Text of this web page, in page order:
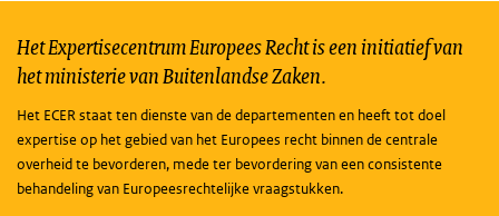
Het Expertisecentrum Europees Recht is een initiatief van
het ministerie van Buitenlandse Zaken.
Het ECER staat ten dienste van de departementen en heeft tot doel
expertise op het gebied van het Europees recht binnen de centrale
overheid te bevorderen, mede ter bevordering van een consistente
behandeling van Europeesrechtelijke vraagstukken.